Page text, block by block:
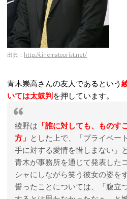
出典： http://cinematourist.net/
青木崇高さんの友人であるという
いては太鼓判を押しています。
綾野は 「誰に対しても、ものす
方」 とした上で、「プライベー
手に対する愛情を惜しまない」
青木が事務所を通じて発表した
シャにしながら笑う彼女の姿を
誓ったことについては、「腹立